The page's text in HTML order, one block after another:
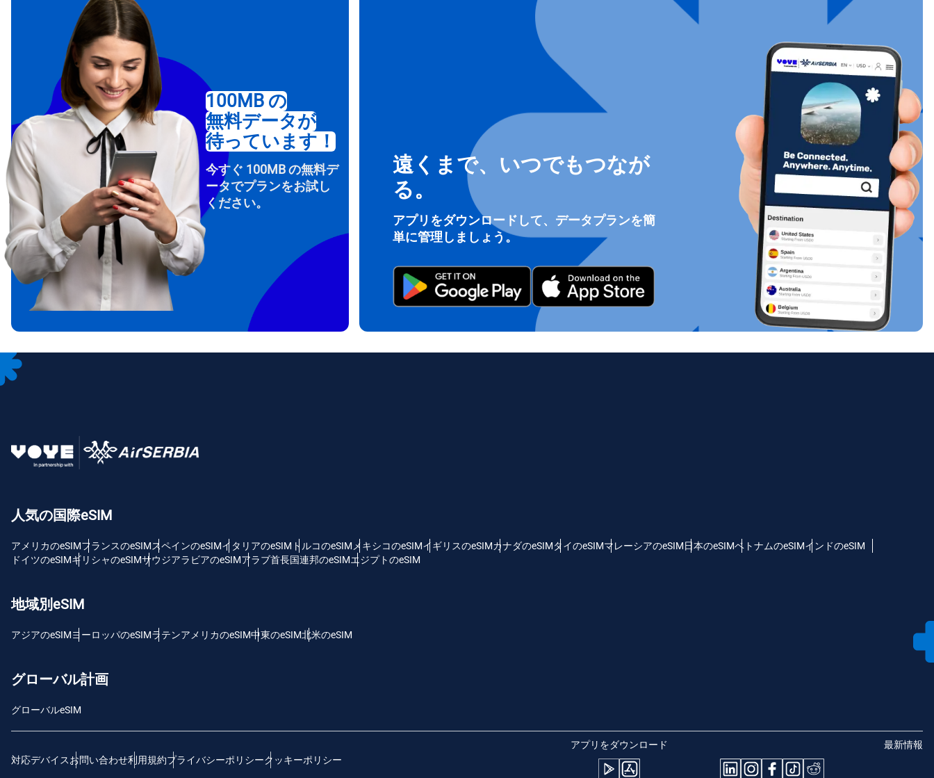
ポップアップを閉じる
How do I get my eSim?
To get your eSIM, start by checking if your device supports eSIM technology.
Then, contact your mobile carrier to request an eSIM activation. They will
provide you with a QR code or activation details that you can scan or enter
in your device settings. Once activated, you can enjoy the benefits of eSIM
without needing a physical SIM card!
100MB の
無料データが
待っています！
今すぐ 100MB の無料デ
ータでプランをお試し
ください。
遠くまで、いつでもつなが
る。
アプリをダウンロードして、データプランを簡
単に管理しましょう。
人気の国際eSIM
アメリカのeSIMフランスのeSIMスペインのeSIMイタリアのeSIM トルコのeSIM メキシコのeSIMイギリスのeSIMカナダのeSIMタイのeSIMマレーシアのeSIM日本のeSIMベトナムのeSIMインドのeSIM
ドイツのeSIMギリシャのeSIMサウジアラビアのeSIMアラブ首長国連邦のeSIMエジプトのeSIM
地域別eSIM
アジアのeSIMヨーロッパのeSIMラテンアメリカのeSIM中東のeSIM北米のeSIM
グローバル計画
グローバルeSIM
対応デバイスお問い合わせ利用規約プライバシーポリシークッキーポリシー
アプリをダウンロード 最新情報
Deutsch
Polski
THB - タイ・バーツ
ログインまたは登録
アカウントにログインするか、数秒でアカウントを作成してください。
メールアドレス